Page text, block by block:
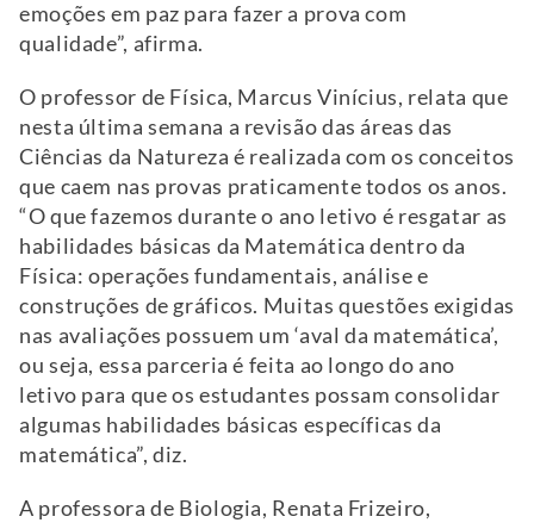
emoções em paz para fazer a prova com
qualidade”, afirma.
O professor de Física, Marcus Vinícius, relata que
nesta última semana a revisão das áreas das
Ciências da Natureza é realizada com os conceitos
que caem nas provas praticamente todos os anos.
“O que fazemos durante o ano letivo é resgatar as
habilidades básicas da Matemática dentro da
Física: operações fundamentais, análise e
construções de gráficos. Muitas questões exigidas
nas avaliações possuem um ‘aval da matemática’,
ou seja, essa parceria é feita ao longo do ano
letivo para que os estudantes possam consolidar
algumas habilidades básicas específicas da
matemática”, diz.
A professora de Biologia, Renata Frizeiro,